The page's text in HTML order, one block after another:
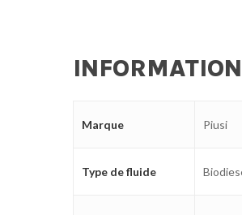
Marque Piusi
Type de fluide